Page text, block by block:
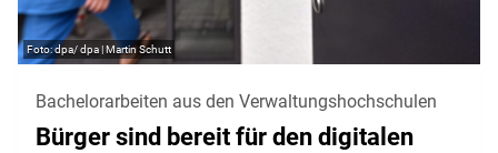
dpa/ dpa | Martin Schutt
Bachelorarbeiten aus den Verwaltungshochschulen
Bürger sind bereit für den digitalen